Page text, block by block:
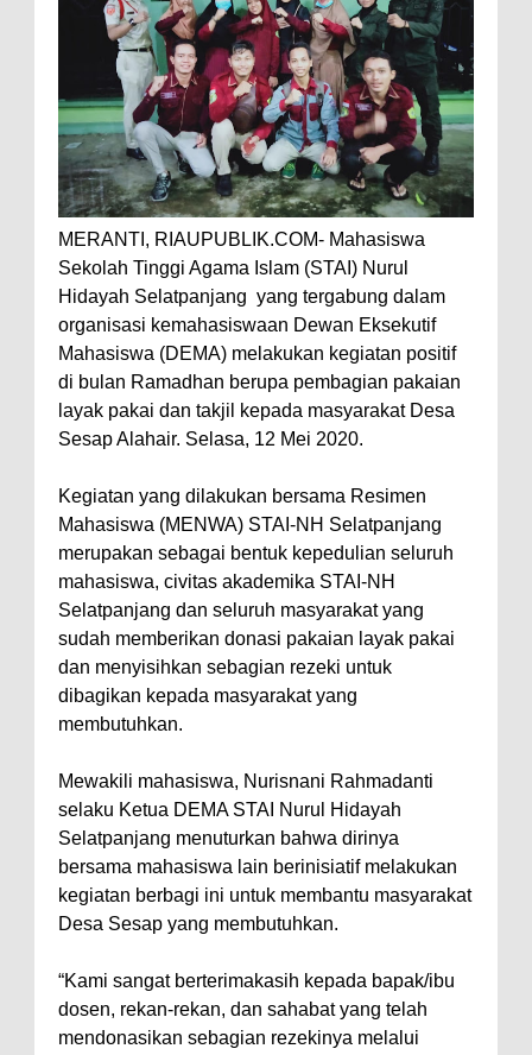
MERANTI, RIAUPUBLIK.COM- Mahasiswa
Sekolah Tinggi Agama Islam (STAI) Nurul
Hidayah Selatpanjang yang tergabung dalam
organisasi kemahasiswaan Dewan Eksekutif
Mahasiswa (DEMA) melakukan kegiatan positif
di bulan Ramadhan berupa pembagian pakaian
layak pakai dan takjil kepada masyarakat Desa
Sesap Alahair. Selasa, 12 Mei 2020.
Kegiatan yang dilakukan bersama Resimen
Mahasiswa (MENWA) STAI-NH Selatpanjang
merupakan sebagai bentuk kepedulian seluruh
mahasiswa, civitas akademika STAI-NH
Selatpanjang dan seluruh masyarakat yang
sudah memberikan donasi pakaian layak pakai
dan menyisihkan sebagian rezeki untuk
dibagikan kepada masyarakat yang
membutuhkan.
Mewakili mahasiswa, Nurisnani Rahmadanti
selaku Ketua DEMA STAI Nurul Hidayah
Selatpanjang menuturkan bahwa dirinya
bersama mahasiswa lain berinisiatif melakukan
kegiatan berbagi ini untuk membantu masyarakat
Desa Sesap yang membutuhkan.
“Kami sangat berterimakasih kepada bapak/ibu
dosen, rekan-rekan, dan sahabat yang telah
mendonasikan sebagian rezekinya melalui